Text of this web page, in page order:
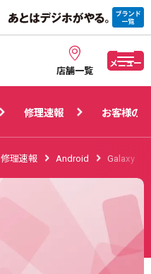
店舗一覧
メニュー
修理速報 お客様の声
修理速報 お客様の声
修理速報 Android Galaxy